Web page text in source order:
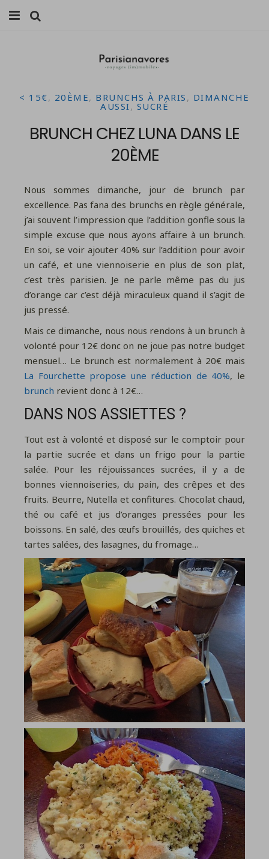
FAMILLE
VOYAGES
WEEK-ENDS
BALADES À PARIS
LIFESTYLE
CULTURE
0 ITEMS -0,00€
< 15€, 20ÈME, BRUNCHS À PARIS , DIMANCHE
AUSSI, SUCRÉ
BRUNCH CHEZ LUNA DANS LE
20ÈME
Nous sommes dimanche, jour de brunch par
excellence. Pas fana des brunchs en règle générale,
j’ai souvent l’impression que l’addition gonfle sous la
simple excuse que nous ayons affaire à un brunch.
En soi, se voir ajouter 40% sur l’addition pour avoir
un café, et une viennoiserie en plus de son plat,
c’est très parisien. Je ne parle même pas du jus
d’orange car c’est déjà miraculeux quand il s’agit de
jus pressé.
Mais ce dimanche, nous nous rendons à un brunch à
volonté pour 12€ donc on ne joue pas notre budget
mensuel… Le brunch est normalement à 20€ mais
La Fourchette propose une réduction de 40%, le
brunch revient donc à 12€…
DANS NOS ASSIETTES ?
Tout est à volonté et disposé sur le comptoir pour
la partie sucrée et dans un frigo pour la partie
salée. Pour les réjouissances sucrées, il y a de
bonnes viennoiseries, du pain, des crêpes et des
fruits. Beurre, Nutella et confitures. Chocolat chaud,
thé ou café et jus d’oranges pressées pour les
boissons. En salé, des œufs brouillés, des quiches et
tartes salées, des lasagnes, du fromage…